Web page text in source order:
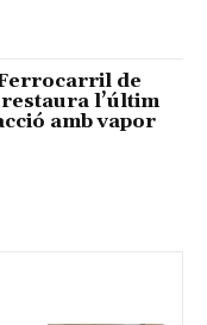
de
l’últim
amb vapor